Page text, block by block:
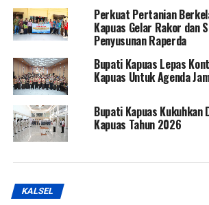
Perkuat Pertanian
Kapuas Gelar Rakor dan
Penyusunan Raperda
Bupati Kapuas Lepas
Kapuas Untuk Agenda
Bupati Kapuas Kukuhkan
Kapuas Tahun 2026
KALSEL